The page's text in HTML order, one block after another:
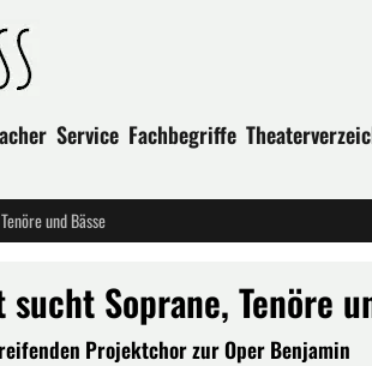
Service Fachbegriffe
und Bässe
Soprane, Tenöre
Projektchor zur Oper Benjamin